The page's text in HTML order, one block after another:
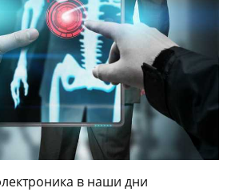
в наши дни